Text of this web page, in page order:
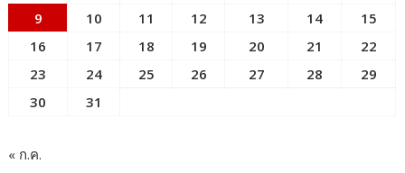
9
10 11 12 13 14
15
16
17 18 19 20 21
22
23
24 25 26 27 28
29
30
31
« ก.ค.